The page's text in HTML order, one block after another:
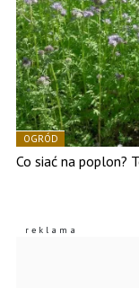
OGRÓD
Co siać na poplon?